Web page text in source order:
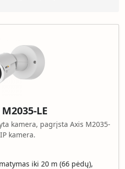
LE
kamera, pagrįsta Axis M2035-
kamera.
iki 20 m (66 pėdų),